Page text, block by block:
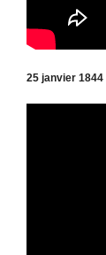
25 janvier 1844